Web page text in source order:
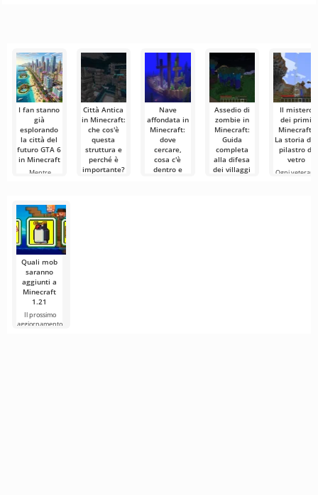
I fan stanno
già
esplorando
la città del
futuro GTA 6
in Minecraft
Mentre
i fan
Città Antica
in Minecraft:
che cos'è
questa
struttura e
perché è
importante?
Nave
affondata in
Minecraft:
dove
cercare,
cosa c'è
dentro e
Assedio di
zombie in
Minecraft:
Guida
completa
alla difesa
dei villaggi
Il mistero
dei primi
Minecraft:
La storia del
pilastro di
vetro
Ogni veterano
Quali mob
saranno
aggiunti a
Minecraft
1.21
Il prossimo
aggiornamento